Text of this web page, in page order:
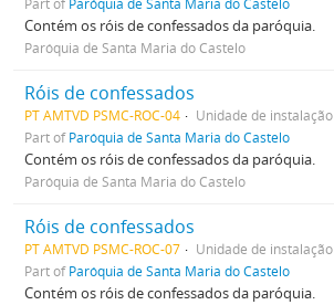
Contém os róis de confessados da paróquia.
Paróquia de Santa Maria do Castelo
Róis de confessados
PT AMTVD PSMC-ROC-04 Unidade de instalação
Part ofParóquia de Santa Maria do Castelo
Contém os róis de confessados da paróquia.
Paróquia de Santa Maria do Castelo
Róis de confessados
PT AMTVD PSMC-ROC-07 Unidade de instalação
Part ofParóquia de Santa Maria do Castelo
Contém os róis de confessados da paróquia.